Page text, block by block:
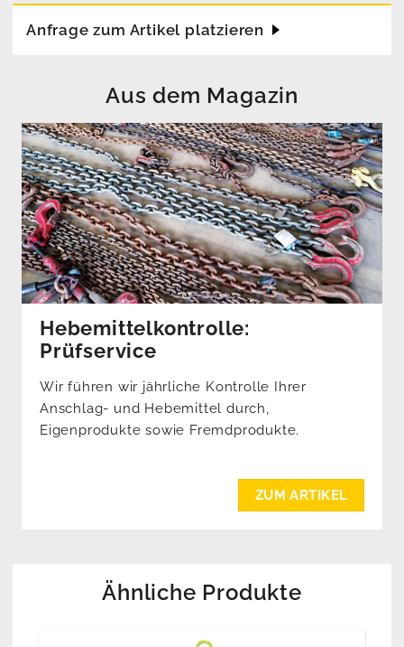
Anfrage zum Artikel platzieren
Aus dem Magazin
Hebemittelkontrolle:
Prüfservice
Wir führen wir jährliche Kontrolle Ihrer
Anschlag- und Hebemittel durch,
Eigenprodukte sowie Fremdprodukte.
ZUM ARTIKEL
Ähnliche Produkte